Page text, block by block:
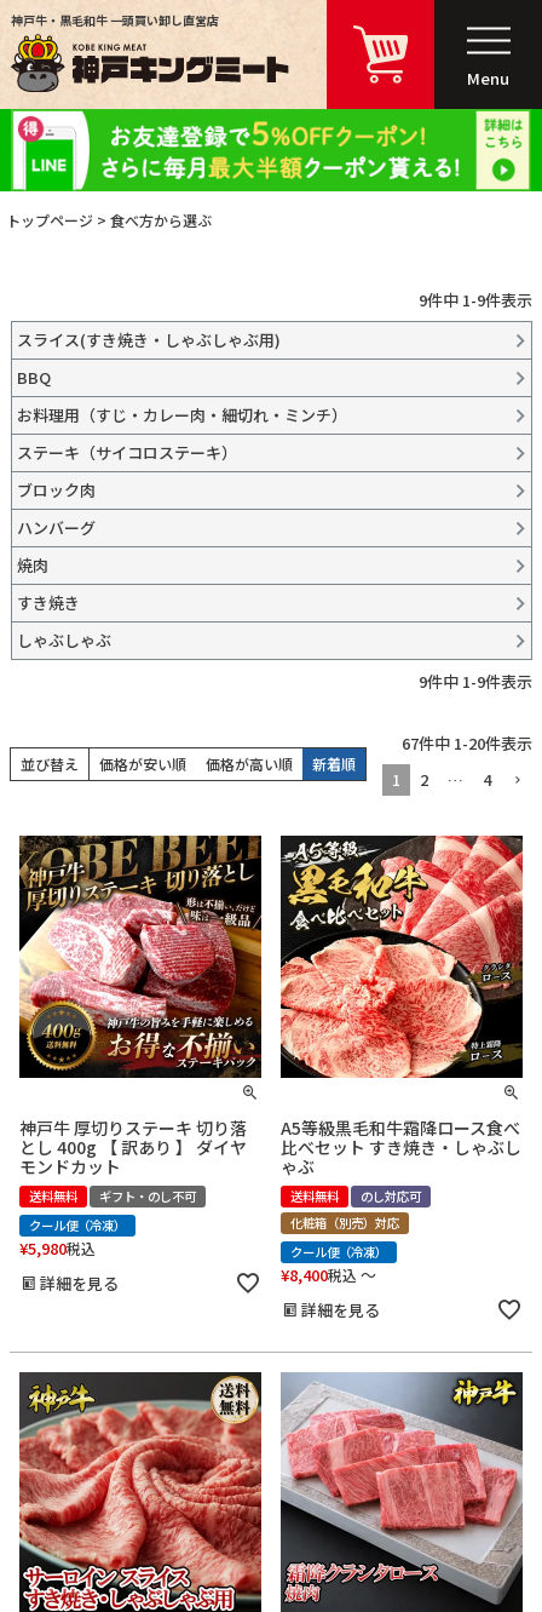
神戸牛・黒毛和牛 一頭買い卸し直営店
Menu
トップページ 食べ方から選ぶ
9件中 1-9件表示
スライス(すき焼き・しゃぶしゃぶ用)
BBQ
お料理用（すじ・カレー肉・細切れ・ミンチ）
ステーキ（サイコロステーキ）
ブロック肉
ハンバーグ
焼肉
すき焼き
しゃぶしゃぶ
9件中 1-9件表示
並び替え 価格が安い順 価格が高い順 新着順
67件中 1-20件表示
1
2 … 4
神戸牛 厚切りステーキ 切り落
とし 400g 【 訳あり 】 ダイヤ
モンドカット
送料無料
ギフト・のし不可
クール便（冷凍）
¥5,980税込
詳細を見る
A5等級黒毛和牛霜降ロース食べ
比べセット すき焼き・しゃぶし
ゃぶ
送料無料
のし対応可
化粧箱（別売）対応
クール便（冷凍）
¥8,400税込 〜
詳細を見る